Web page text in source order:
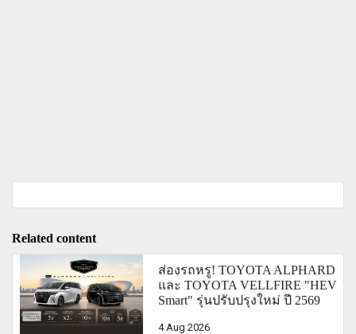
Related content
ส่องรถหรู! TOYOTA ALPHARD
และ TOYOTA VELLFIRE "HEV
Smart" รุ่นปรับปรุงใหม่ ปี 2569
4 Aug 2026